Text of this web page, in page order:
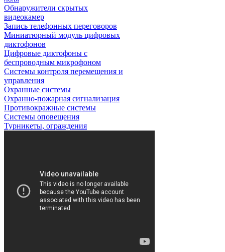
Обнаружители скрытых
видеокамер
Запись телефонных переговоров
Миниатюрный модуль цифровых
диктофонов
Цифровые диктофоны с
беспроводным микрофоном
Системы контроля перемещения и
управления
Охранные системы
Охранно-пожарная сигнализация
Противокражные системы
Системы оповещения
Турникеты, ограждения